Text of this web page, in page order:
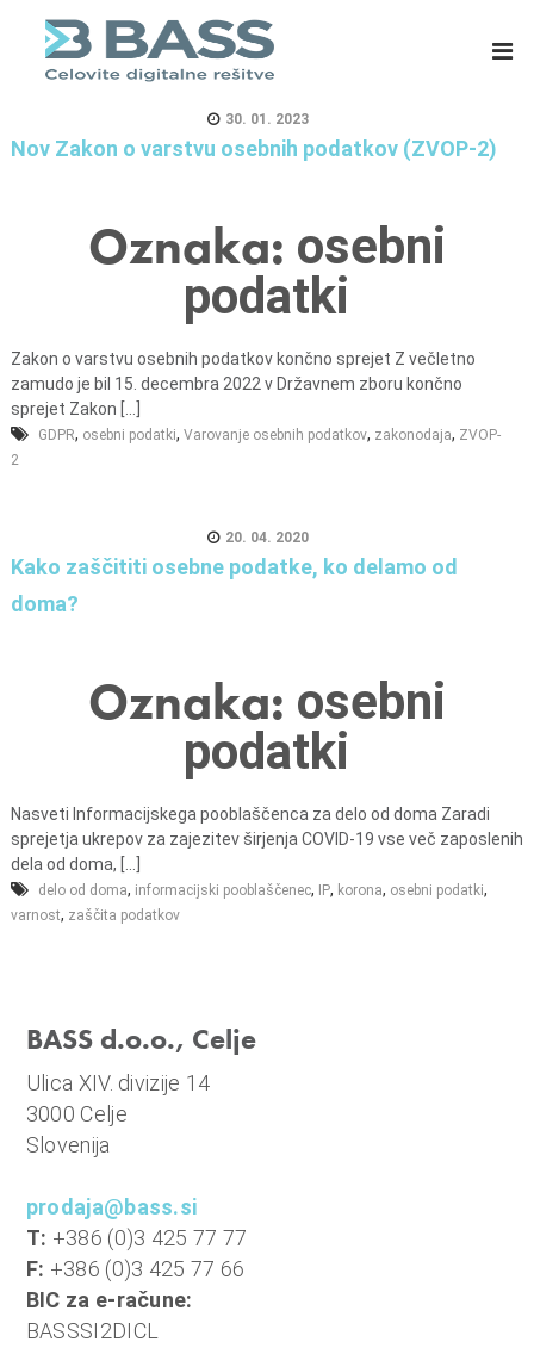
d
.
o
.
C
e
i
e
m
i
a
m
a
č
u
,
k
o
30. 01. 2023
Nov Zakon o varstvu osebnih podatkov (ZVOP-2)
Oznaka: osebni
podatki
Zakon o varstvu osebnih podatkov končno sprejet Z večletno
zamudo je bil 15. decembra 2022 v Državnem zboru končno
sprejet Zakon [...]
GDPR, osebni podatki, Varovanje osebnih podatkov, zakonodaja, ZVOP-
2
20. 04. 2020
Kako zaščititi osebne podatke, ko delamo od
doma?
Oznaka: osebni
podatki
Nasveti Informacijskega pooblaščenca za delo od doma Zaradi
sprejetja ukrepov za zajezitev širjenja COVID-19 vse več zaposlenih
dela od doma, [...]
delo od doma, informacijski pooblaščenec, IP, korona, osebni podatki,
varnost, zaščita podatkov
BASS d.o.o., Celje
Ulica XIV. divizije 14
3000 Celje
Slovenija
prodaja@bass.si
T: +386 (0)3 425 77 77
F: +386 (0)3 425 77 66
BIC za e-račune:
BASSSI2DICL